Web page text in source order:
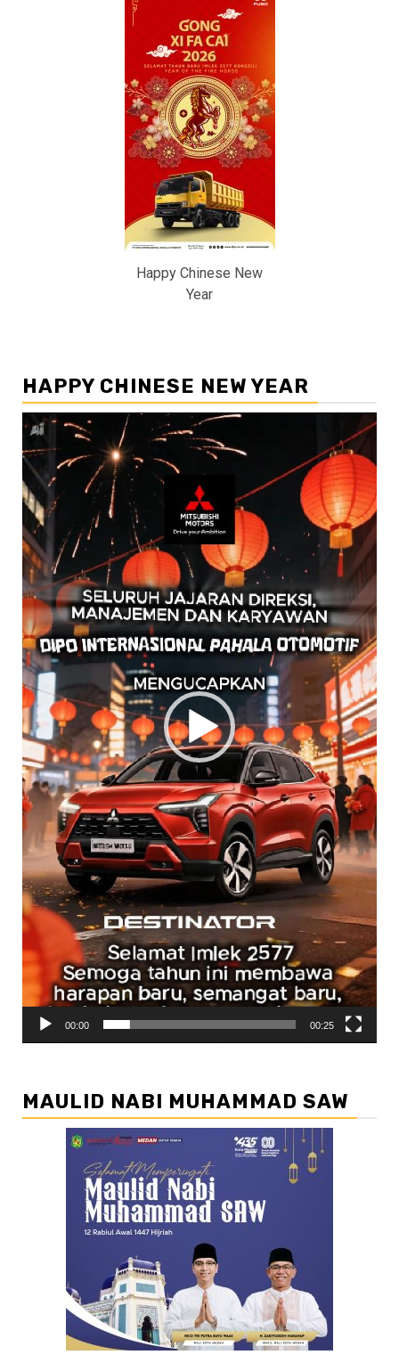
Happy Chinese New
Year
HAPPY CHINESE NEW YEAR
Pemutar
00:00 00:25
MAULID NABI MUHAMMAD SAW